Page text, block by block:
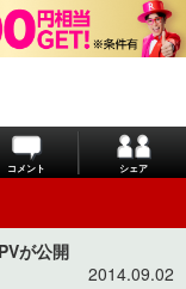
コメント シェア
が公開
2014.09.02